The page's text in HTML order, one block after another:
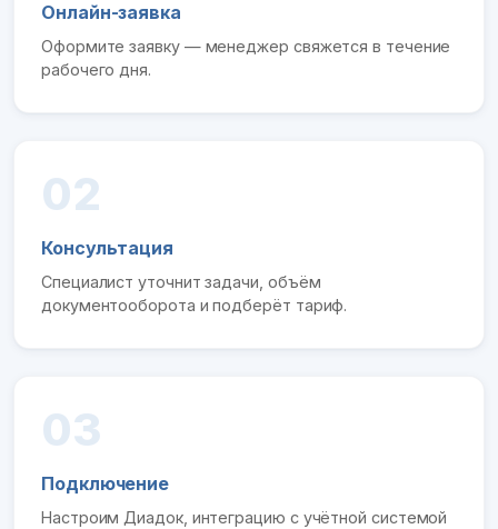
Онлайн-заявка
Оформите заявку — менеджер свяжется в течение
рабочего дня.
02
Консультация
Специалист уточнит задачи, объём
документооборота и подберёт тариф.
03
Подключение
Настроим Диадок, интеграцию с учётной системой